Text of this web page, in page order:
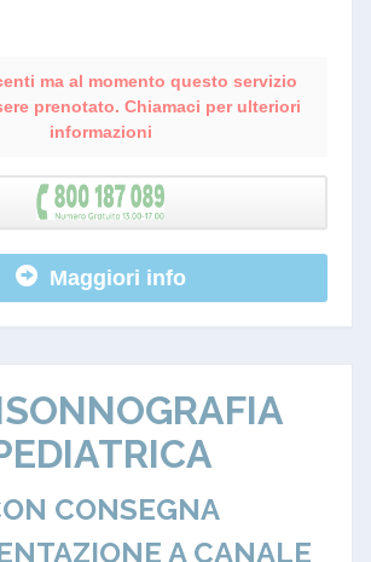
ma al momento questo servizio
prenotato. Chiamaci per ulteriori
informazioni
Maggiori info
CONSEGNA
A CANALE